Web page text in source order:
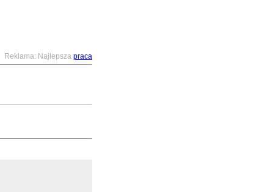
Reklama: Najlepsza praca